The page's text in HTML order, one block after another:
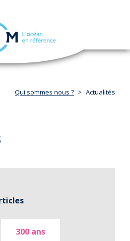
navigation
Qui sommes nous ? Actualités
300 ans